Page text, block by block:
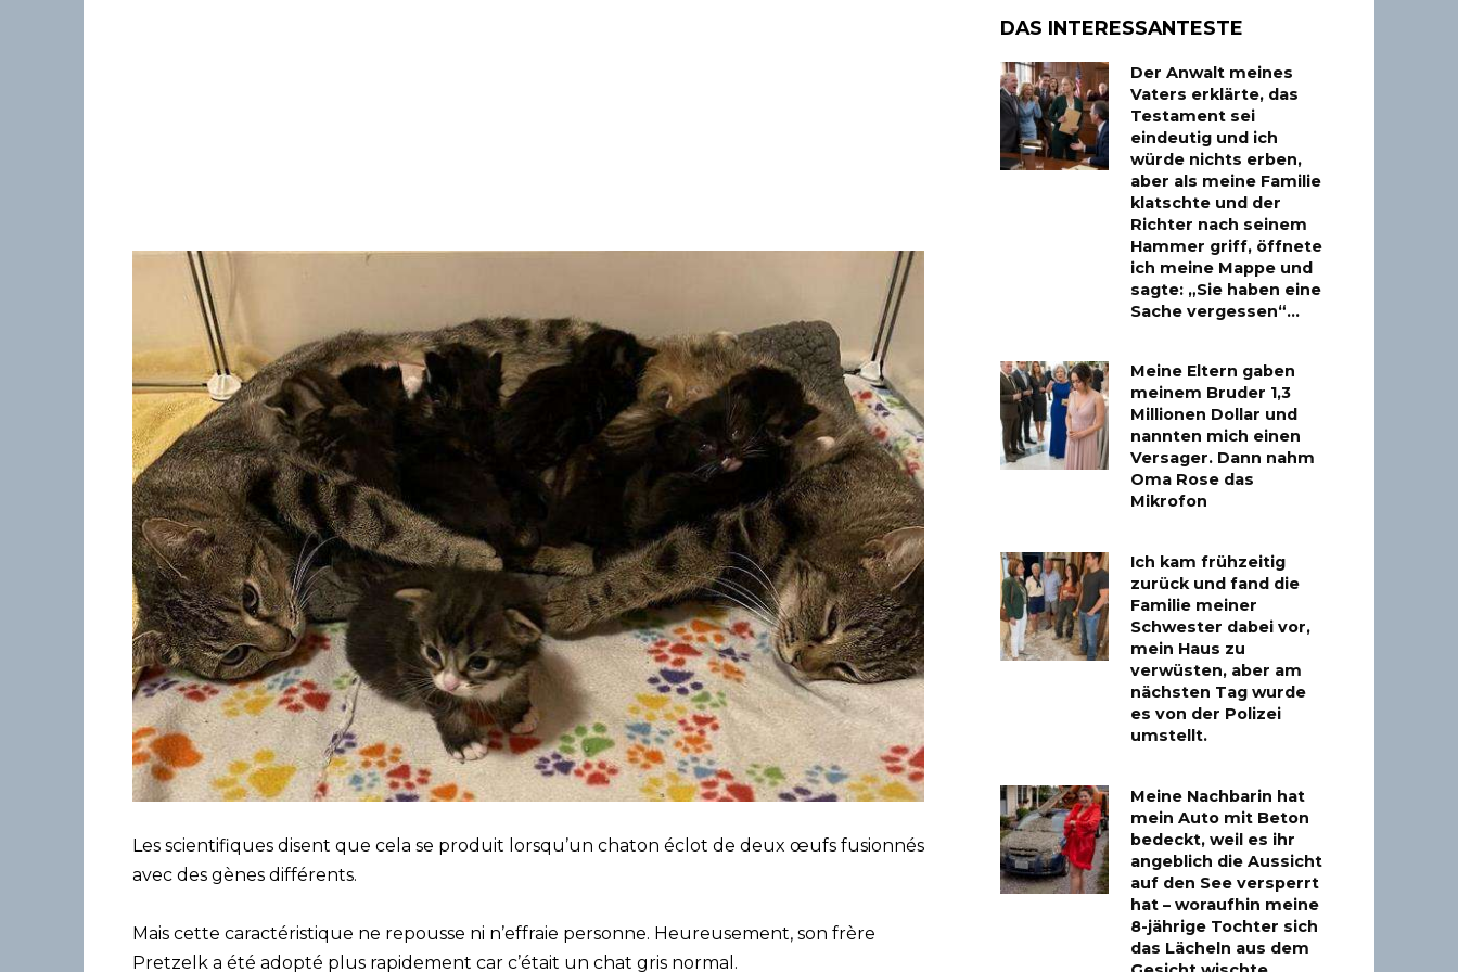
Les scientifiques disent que cela se produit lorsqu’un chaton éclot de deux œufs fusionnés
avec des gènes différents.
Mais cette caractéristique ne repousse ni n’effraie personne. Heureusement, son frère
Pretzelk a été adopté plus rapidement car c’était un chat gris normal.
DAS INTERESSANTESTE
Der Anwalt meines
Vaters erklärte, das
Testament sei
eindeutig und ich
würde nichts erben,
aber als meine Familie
klatschte und der
Richter nach seinem
Hammer griff, öffnete
ich meine Mappe und
sagte: „Sie haben eine
Sache vergessen“…
Meine Eltern gaben
meinem Bruder 1,3
Millionen Dollar und
nannten mich einen
Versager. Dann nahm
Oma Rose das
Mikrofon
Ich kam frühzeitig
zurück und fand die
Familie meiner
Schwester dabei vor,
mein Haus zu
verwüsten, aber am
nächsten Tag wurde
es von der Polizei
umstellt.
Meine Nachbarin hat
mein Auto mit Beton
bedeckt, weil es ihr
angeblich die Aussicht
auf den See versperrt
hat – woraufhin meine
8-jährige Tochter sich
das Lächeln aus dem